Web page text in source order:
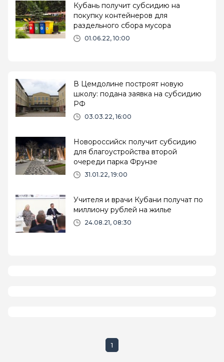
Кубань получит субсидию на
покупку контейнеров для
раздельного сбора мусора
01.06.22, 10:00
В Цемдолине построят новую
школу: подана заявка на субсидию
РФ
03.03.22, 16:00
Новороссийск получит субсидию
для благоустройства второй
очереди парка Фрунзе
31.01.22, 19:00
Учителя и врачи Кубани получат по
миллиону рублей на жилье
24.08.21, 08:30
1